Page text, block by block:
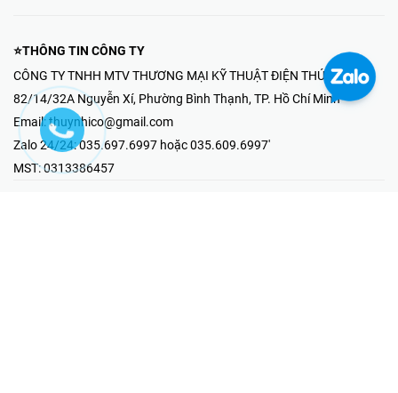
⭐THÔNG TIN CÔNG TY
CÔNG TY TNHH MTV THƯƠNG MẠI KỸ THUẬT ĐIỆN THÚY NHI
82/14/32A Nguyễn Xí, Phường Bình Thạnh, TP. Hồ Chí Minh
Email: thuynhico@gmail.com
Zalo 24/24:035.697.6997 hoặc 035.609.6997'
MST:0313386457